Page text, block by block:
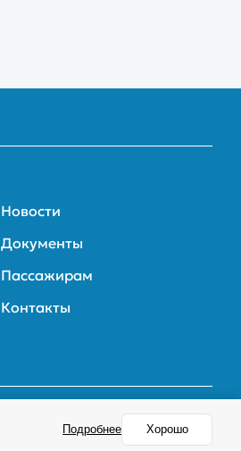
Новости
Документы
Пассажирам
Контакты
© 2024 Сайт сделан вРинамике
Подробнее Хорошо